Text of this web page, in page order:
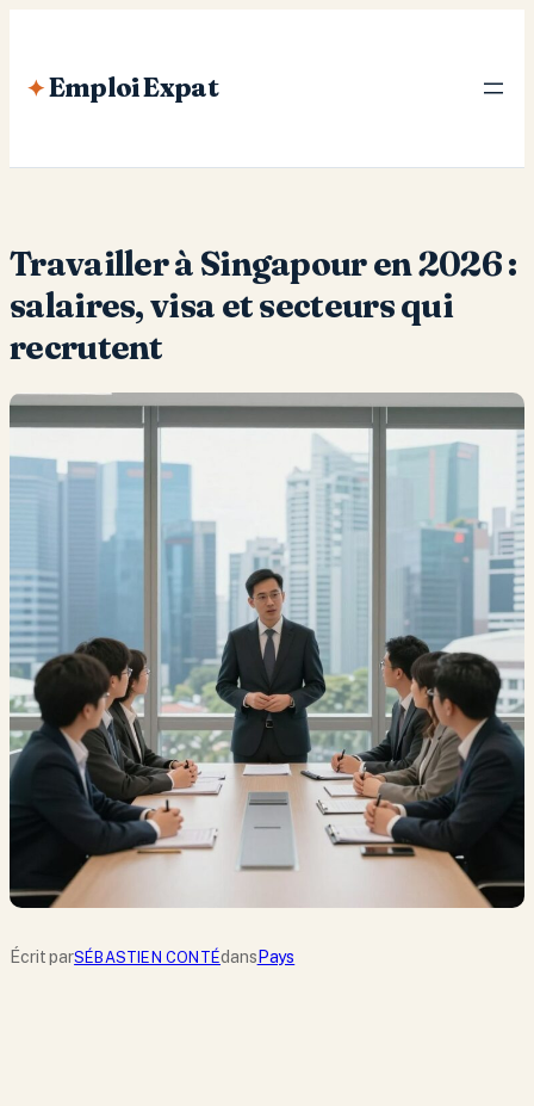
contenuEmploi Expat
Travailler à Singapour en 2026 :
salaires, visa et secteurs qui
recrutent
Écrit parSÉBASTIEN CONTÉdans Pays